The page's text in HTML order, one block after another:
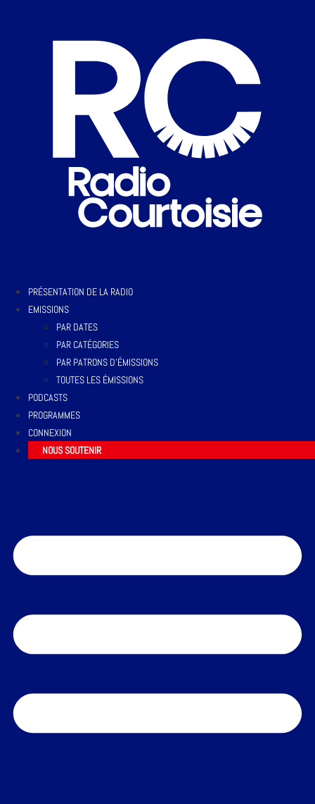
PRÉSENTATION DE LA RADIO
EMISSIONS
PAR DATES
PAR CATÉGORIES
PAR PATRONS D’ÉMISSIONS
TOUTES LES ÉMISSIONS
PODCASTS
PROGRAMMES
CONNEXION
NOUS SOUTENIR